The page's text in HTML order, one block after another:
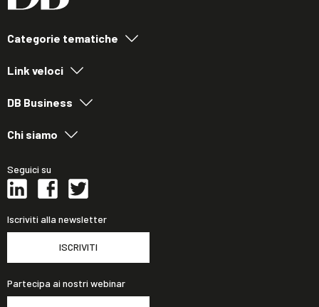
Categorie tematiche
Link veloci
DB Business
Chi siamo
Seguici su
Iscriviti alla newsletter
ISCRIVITI
Partecipa ai nostri webinar